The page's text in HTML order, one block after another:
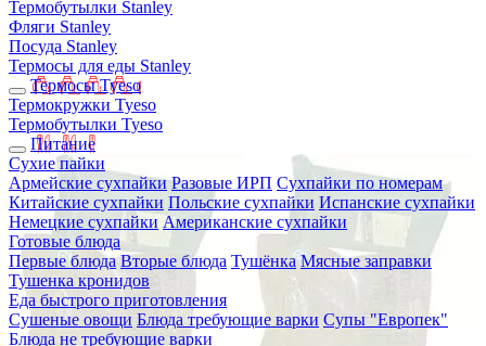
Термобутылки Stanley
Фляги Stanley
Посуда Stanley
Термосы для еды Stanley
Термосы Tyeso
Термокружки Tyeso
Термобутылки Tyeso
Питание
Сухие пайки
Армейские сухпайки Разовые ИРП Сухпайки по номерам
Китайские сухпайки Польские сухпайки Испанские сухпайки
Немецкие сухпайки Американские сухпайки
Готовые блюда
Первые блюда Вторые блюда Тушёнка Мясные заправки
Тушенка кронидов
Еда быстрого приготовления
Сушеные овощи Блюда требующие варки Супы "Европек"
Блюда не требующие варки